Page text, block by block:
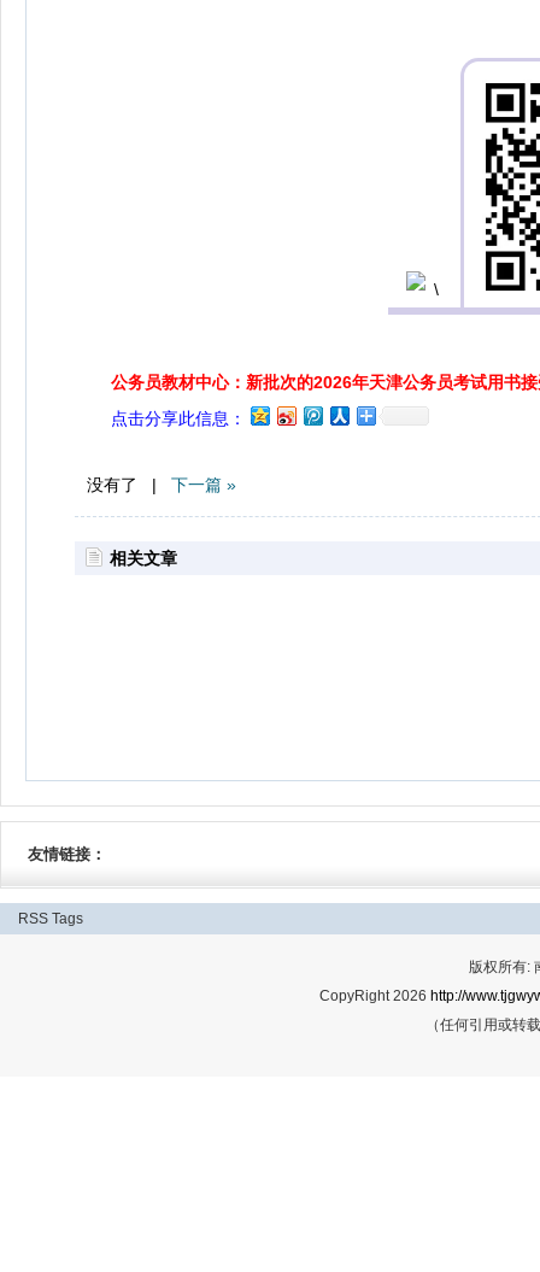
公务员教材中心：新批次的2026年天津公务员考试用书
点击分享此信息：
没有了 | 下一篇 »
相关文章
友情链接：
RSS Tags
版权所有:
CopyRight 2026 http://
（任何引用或转